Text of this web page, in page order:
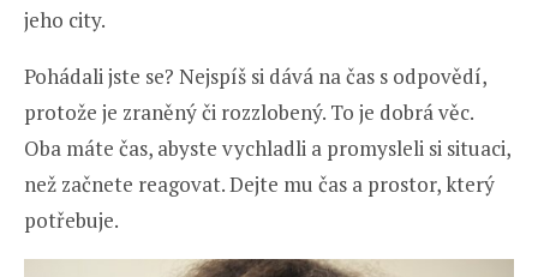
jeho city.
Pohádali jste se? Nejspíš si dává na čas s odpovědí,
protože je zraněný či rozzlobený. To je dobrá věc.
Oba máte čas, abyste vychladli a promysleli si situaci,
než začnete reagovat. Dejte mu čas a prostor, který
potřebuje.